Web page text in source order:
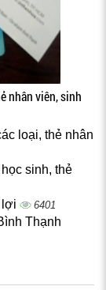
nhân viên, sinh
loại, thẻ nhân
sinh, thẻ
lợi 6401
Thạnh